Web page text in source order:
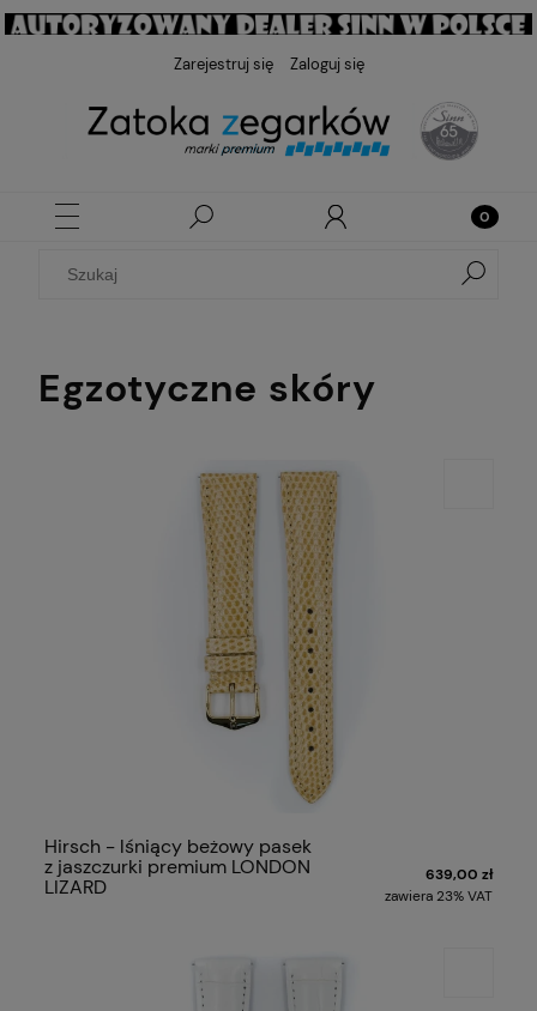
Zarejestruj się Zaloguj się
Egzotyczne skóry
Hirsch - lśniący beżowy pasek
z jaszczurki premium LONDON
LIZARD
639,00 zł
zawiera 23% VAT